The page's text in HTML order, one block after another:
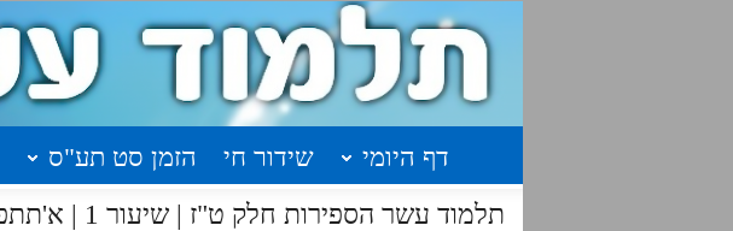
דף היומי שידור חי הזמן סט תע"ס
תלמוד עשר הספירות חלק ט"ז | שיעור 1 | א'תתפז-תתפח